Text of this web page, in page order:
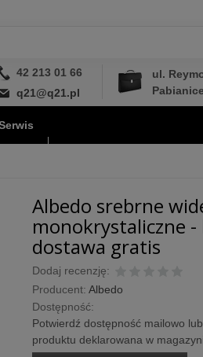
42 213 01 66
q21@q21.pl
ul.
Pabianice
Albedo srebrne
monokrystaliczne
dostawa gratis
Dodaj recenzję:
Producent: Albedo
Dostępność:
Potwierdź dostępność mailowo
produktu deklarowana w